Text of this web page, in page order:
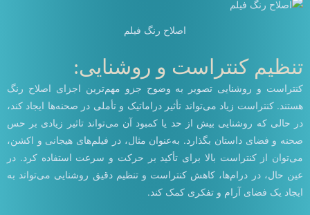
اصلاح رنگ فیلم
تنظیم کنتراست و روشنایی:
کنتراست و روشنایی تصویر به وضوح جزو مهم‌ترین اجزای اصلاح رنگ
هستند. کنتراست زیاد می‌تواند تأثیر دراماتیک و تأملی در صحنه‌ها ایجاد کند،
در حالی که روشنایی بیش از حد یا کمبود آن می‌تواند تاثیر زیادی بر حس
صحنه و فضای داستان بگذارد. به‌عنوان مثال، در فیلم‌های هیجانی و اکشن،
می‌توان از کنتراست بالا برای تأکید بر حرکت و سرعت استفاده کرد. در
عین حال، در درام‌ها، کاهش کنتراست و تنظیم دقیق روشنایی می‌تواند به
ایجاد یک فضای آرام و تفکری کمک کند.